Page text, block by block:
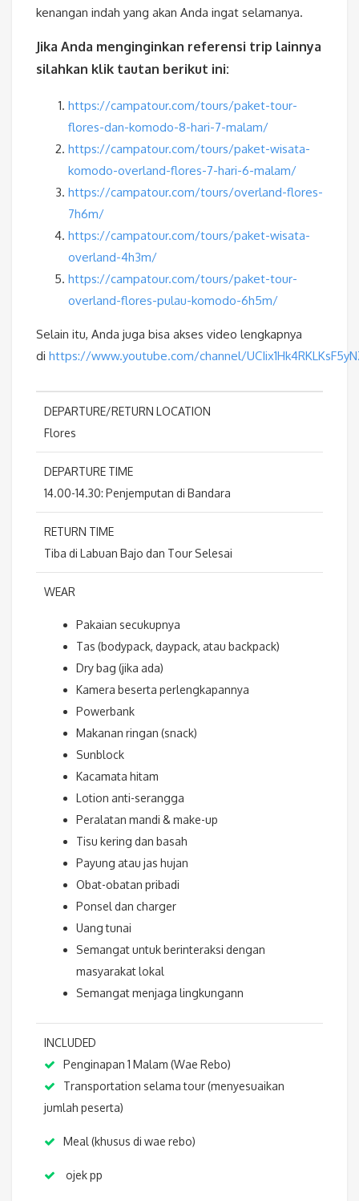
kenangan indah yang akan Anda ingat selamanya.
Jika Anda menginginkan referensi trip lainnya
silahkan klik tautan berikut ini:
https://campatour.com/tours/paket-tour-
flores-dan-komodo-8-hari-7-malam/
https://campatour.com/tours/paket-wisata-
komodo-overland-flores-7-hari-6-malam/
https://campatour.com/tours/overland-flores-
7h6m/
https://campatour.com/tours/paket-wisata-
overland-4h3m/
https://campatour.com/tours/paket-tour-
overland-flores-pulau-komodo-6h5m/
Selain itu, Anda juga bisa akses video lengkapnya
di https://www.youtube.com/channel/
DEPARTURE/RETURN LOCATION
Flores
DEPARTURE TIME
14.00-14.30: Penjemputan di Bandara
RETURN TIME
Tiba di Labuan Bajo dan Tour Selesai
WEAR
Pakaian secukupnya
Tas (bodypack, daypack, atau backpack)
Dry bag (jika ada)
Kamera beserta perlengkapannya
Powerbank
Makanan ringan (snack)
Sunblock
Kacamata hitam
Lotion anti-serangga
Peralatan mandi & make-up
Tisu kering dan basah
Payung atau jas hujan
Obat-obatan pribadi
Ponsel dan charger
Uang tunai
Semangat untuk berinteraksi dengan
masyarakat lokal
Semangat menjaga lingkungann
INCLUDED
Penginapan 1 Malam (Wae Rebo)
Transportation selama tour (menyesuaikan
jumlah peserta)
Meal (khusus di wae rebo)
ojek pp